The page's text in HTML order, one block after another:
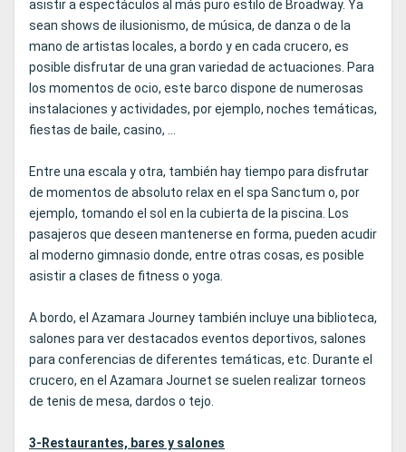
asistir a espectáculos al más puro estilo de Broadway. Ya
sean shows de ilusionismo, de música, de danza o de la
mano de artistas locales, a bordo y en cada crucero, es
posible disfrutar de una gran variedad de actuaciones. Para
los momentos de ocio, este barco dispone de numerosas
instalaciones y actividades, por ejemplo, noches temáticas,
fiestas de baile, casino, …
Entre una escala y otra, también hay tiempo para disfrutar
de momentos de absoluto relax en el spa Sanctum o, por
ejemplo, tomando el sol en la cubierta de la piscina. Los
pasajeros que deseen mantenerse en forma, pueden acudir
al moderno gimnasio donde, entre otras cosas, es posible
asistir a clases de fitness o yoga.
A bordo, el Azamara Journey también incluye una biblioteca,
salones para ver destacados eventos deportivos, salones
para conferencias de diferentes temáticas, etc. Durante el
crucero, en el Azamara Journet se suelen realizar torneos
de tenis de mesa, dardos o tejo.
3-Restaurantes, bares y salones